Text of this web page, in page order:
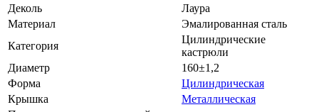
Деколь
Лаура
Материал
Эмалированная сталь
Категория
Цилиндрические
кастрюли
Диаметр
160±1,2
Форма
Цилиндрическая
Крышка
Металлическая